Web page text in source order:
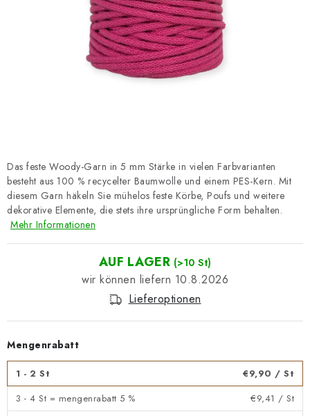
Datenschutzerklärung
Impressum
Das feste Woody-Garn in 5 mm Stärke in vielen Farbvarianten
besteht aus 100 % recycelter Baumwolle und einem PES-Kern. Mit
diesem Garn häkeln Sie mühelos feste Körbe, Poufs und weitere
dekorative Elemente, die stets ihre ursprüngliche Form behalten.
Mehr Informationen
AUF LAGER (>10 St)
10.8.2026
Lieferoptionen
Mengenrabatt
1 - 2 St €9,90 / St
3 - 4 St = mengenrabatt 5 %
€9,41 / St